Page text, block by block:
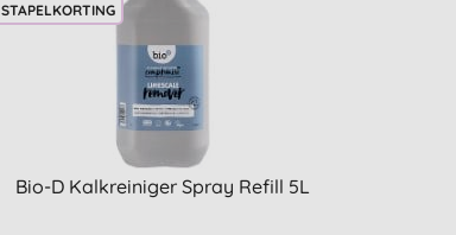
STAPELKORTING
Bio-D Kalkreiniger Spray Refill 5L